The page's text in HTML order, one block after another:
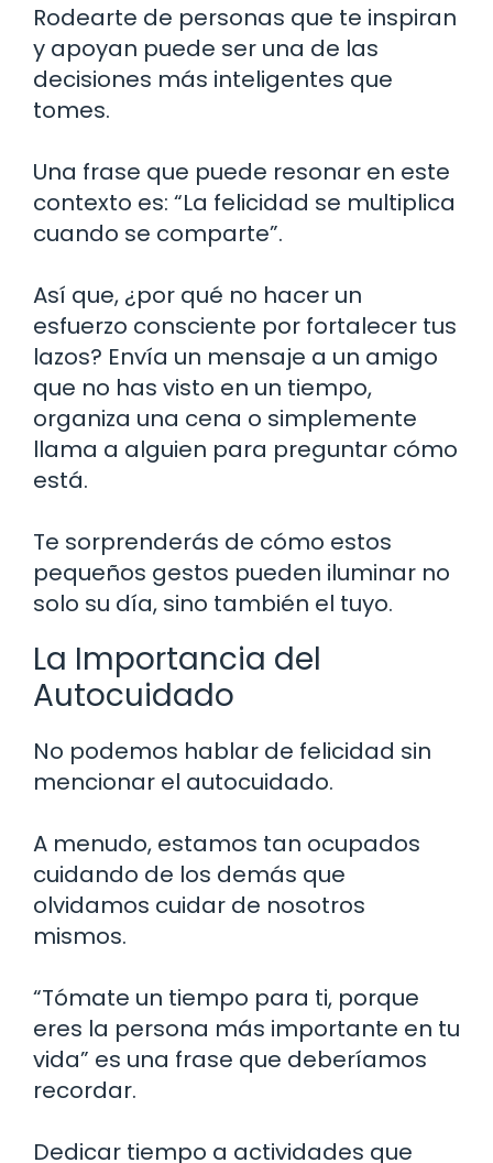
Rodearte de personas que te inspiran
y apoyan puede ser una de las
decisiones más inteligentes que
tomes.
Una frase que puede resonar en este
contexto es: “La felicidad se multiplica
cuando se comparte”.
Así que, ¿por qué no hacer un
esfuerzo consciente por fortalecer tus
lazos? Envía un mensaje a un amigo
que no has visto en un tiempo,
organiza una cena o simplemente
llama a alguien para preguntar cómo
está.
Te sorprenderás de cómo estos
pequeños gestos pueden iluminar no
solo su día, sino también el tuyo.
La Importancia del
Autocuidado
No podemos hablar de felicidad sin
mencionar el autocuidado.
A menudo, estamos tan ocupados
cuidando de los demás que
olvidamos cuidar de nosotros
mismos.
“Tómate un tiempo para ti, porque
eres la persona más importante en tu
vida” es una frase que deberíamos
recordar.
Dedicar tiempo a actividades que